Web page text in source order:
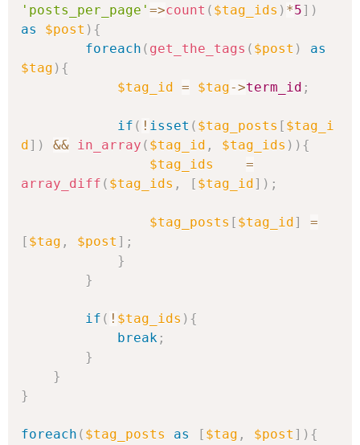
'posts_per_page' =>count ( $tag_ids ) *5] )
as
$post ) {
foreach ( get_the_tags ( $post )
as
$tag ) {
$tag_id
= $tag->term_id ;
if ( ! isset ( $tag_posts [ $tag_i
d ] ) && in_array ( $tag_id , $tag_ids ) ) {
$tag_ids
=
array_diff ( $tag_ids , [ $tag_id ] ) ;
$tag_posts [ $tag_id ]
=
[ $tag , $post ] ;
}
}
if ( ! $tag_ids ) {
break ;
}
}
}
foreach ( $tag_posts as [ $tag , $post ] ) {